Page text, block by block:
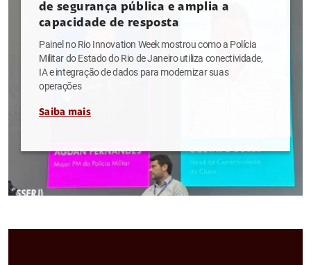
de segurança pública e amplia a
capacidade de resposta
Painel no Rio Innovation Week mostrou como a Polícia
Militar do Estado do Rio de Janeiro utiliza conectividade,
IA e integração de dados para modernizar suas
operações
Saiba mais